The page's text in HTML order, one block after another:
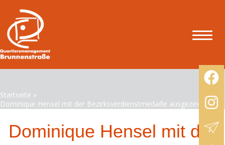
Startseite »
Dominique Hensel mit der Bezirksverdienstmedaille ausgezeichnet
Dominique Hensel mit der